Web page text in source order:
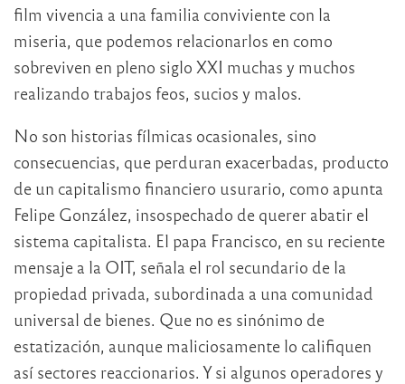
film vivencia a una familia conviviente con la
miseria, que podemos relacionarlos en como
sobreviven en pleno siglo XXI muchas y muchos
realizando trabajos feos, sucios y malos.
No son historias fílmicas ocasionales, sino
consecuencias, que perduran exacerbadas, producto
de un capitalismo financiero usurario, como apunta
Felipe González, insospechado de querer abatir el
sistema capitalista. El papa Francisco, en su reciente
mensaje a la OIT, señala el rol secundario de la
propiedad privada, subordinada a una comunidad
universal de bienes. Que no es sinónimo de
estatización, aunque maliciosamente lo califiquen
así sectores reaccionarios. Y si algunos operadores y